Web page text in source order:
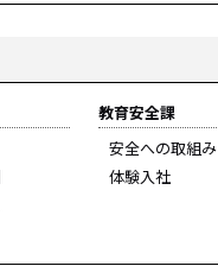
教育安全課
安全への取組み
体験入社